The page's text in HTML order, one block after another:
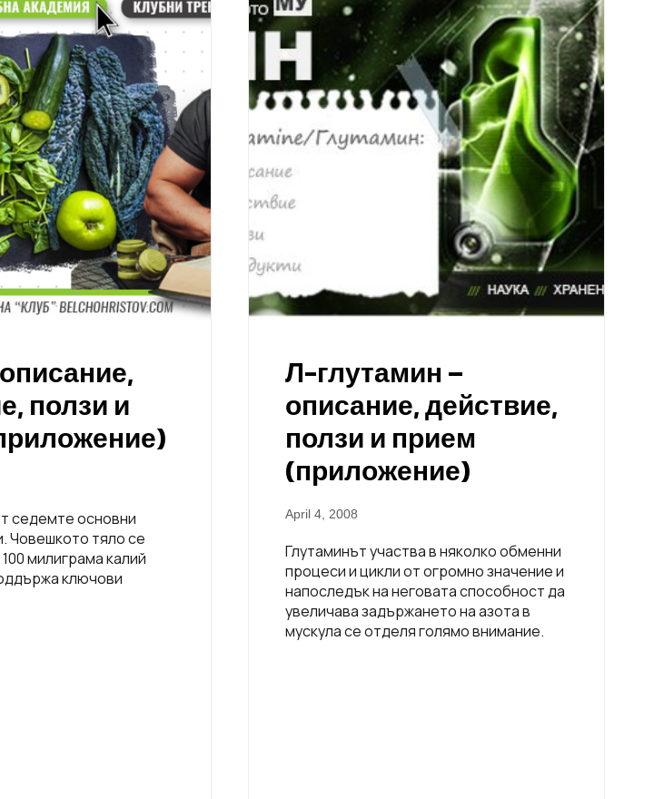
ползи и
седемте основни
Човешкото тяло се
милиграма калий
ключови
Л-глутамин –
описание, действие,
ползи и прием
(приложение)
April 4, 2008
Глутаминът участва в няколко обменни
процеси и цикли от огромно значение и
напоследък на неговата способност да
увеличава задържането на азота в
мускула се отделя голямо внимание.